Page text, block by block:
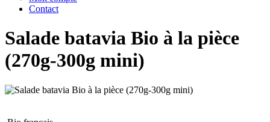
Contact
Salade batavia Bio à la pièce
(270g-300g mini)